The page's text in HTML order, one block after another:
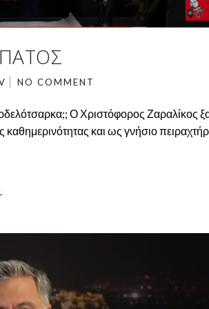
NO COMMENT
Ο Χριστόφορος Ζαραλίκος
και ως γνήσιο